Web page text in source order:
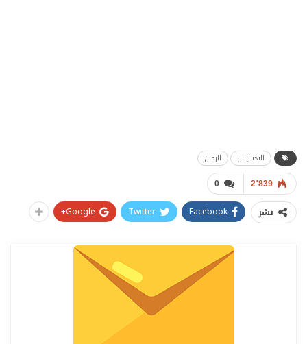
التخسيس الرمان
0 2٬839
نشر Facebook
Twitter
Google+